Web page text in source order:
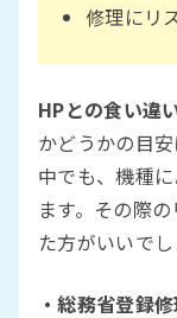
修理にリ
HPとの食い違
かどうかの目
中でも、機種
ます。その際
た方がいいでし
・総務省登録